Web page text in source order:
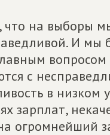
что на выборы
И мы
с
в низком
зарплат,
огромнейший